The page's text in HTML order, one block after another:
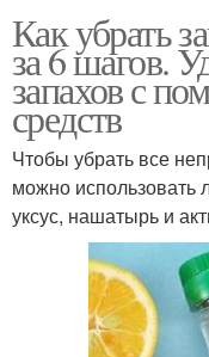
Как убрать
за 6 шагов.
запахов с
средств
Чтобы убрать все
можно
уксус, нашатырь и